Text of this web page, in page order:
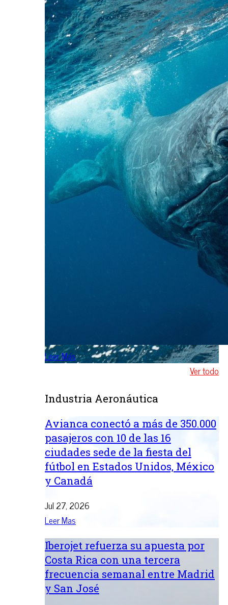
Leer Más
Ver todo
Industria Aeronáutica
Avianca conectó a más de 350.000
pasajeros con 10 de las 16
ciudades sede de la fiesta del
fútbol en Estados Unidos, México
y Canadá
Jul 27, 2026
Leer Mas
Iberojet refuerza su apuesta por
Costa Rica con una tercera
frecuencia semanal entre Madrid
y San José